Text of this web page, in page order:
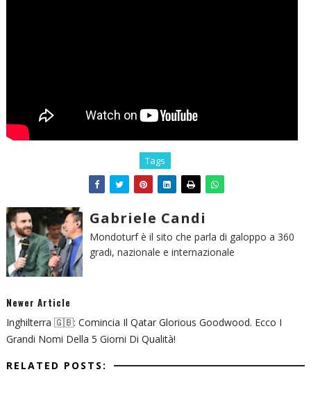
Tags
Gabriele Candi
Mondoturf è il sito che parla di galoppo a 360
gradi, nazionale e internazionale
Newer Article
Inghilterra 🇬🇧: Comincia Il Qatar Glorious Goodwood. Ecco I
Grandi Nomi Della 5 Giorni Di Qualità!
RELATED POSTS: